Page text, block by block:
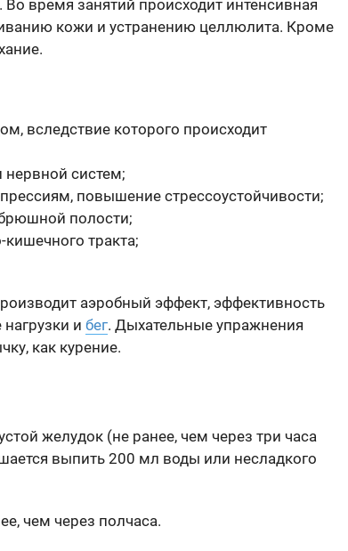
время занятий происходит интенсивная
кожи и устранению целлюлита. Кроме
вследствие которого происходит
нервной систем;
повышение стрессоустойчивости;
полости;
тракта;
аэробный эффект, эффективность
и бег. Дыхательные упражнения
как курение.
желудок (не ранее, чем через три часа
выпить 200 мл воды или несладкого
чем через полчаса.